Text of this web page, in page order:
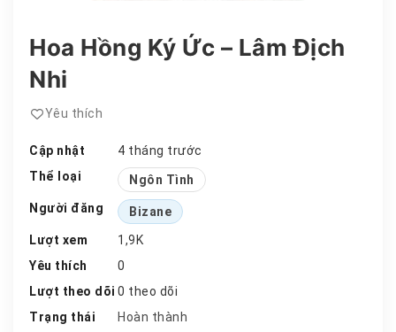
Hoa Hồng Ký Ức – Lâm Địch
Nhi
Yêu thích
Cập nhật
4 tháng trước
Thể loại
Ngôn Tình
Người đăng
Bizane
Lượt xem
1,9K
Yêu thích
0
Lượt theo dõi 0 theo dõi
Trạng thái
Hoàn thành